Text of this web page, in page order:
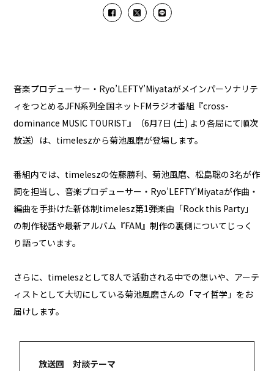
音楽プロデューサー・Ryo’LEFTY’Miyataがメインパーソナリテ
ィをつとめるJFN系列全国ネットFMラジオ番組『cross-
dominance MUSIC TOURIST』（6月7日 (土) より各局にて順次
放送）は、timeleszから菊池風磨が登場します。
番組内では、timeleszの佐藤勝利、菊池風磨、松島聡の3名が作
詞を担当し、音楽プロデューサー・Ryo’LEFTY’Miyataが作曲・
編曲を手掛けた新体制timelesz第1弾楽曲「Rock this Party」
の制作秘話や最新アルバム『FAM』制作の裏側についてじっく
り語っています。
さらに、timeleszとして8人で活動される中での想いや、アーテ
ィストとして大切にしている菊池風磨さんの「マイ哲学」をお
届けします。
放送回 対談テーマ